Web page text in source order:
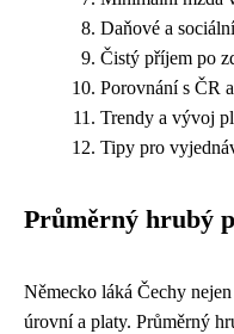
Daňové a
Čistý příjem po
Porovnání s ČR
Trendy a vývoj
Tipy pro
Průměrný hrubý
Německo láká Čechy
úrovní a platy. Průměrný